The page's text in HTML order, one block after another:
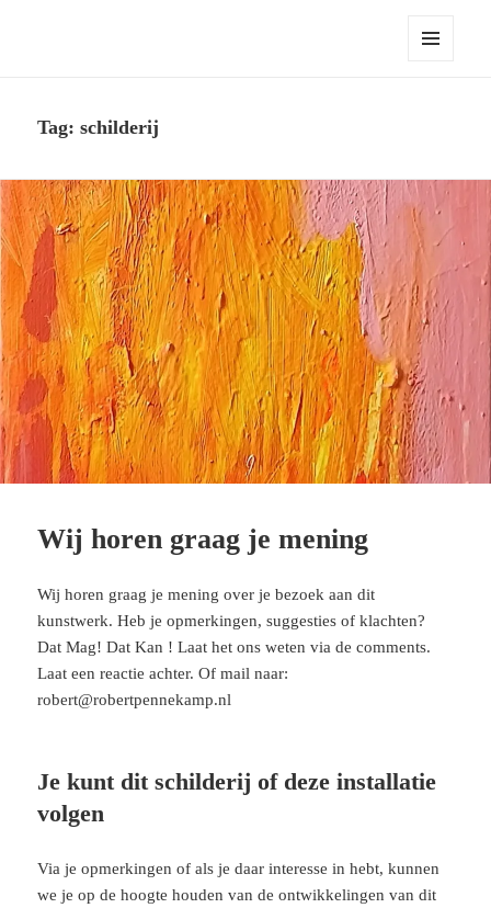
Tag:schilderij
Wij horen graag je mening
Wij horen graag je mening over je bezoek aan dit
kunstwerk. Heb je opmerkingen, suggesties of klachten?
Dat Mag! Dat Kan ! Laat het ons weten via de comments.
Laat een reactie achter. Of mail naar:
robert@robertpennekamp.nl
Je kunt dit schilderij of deze installatie
volgen
Via je opmerkingen of als je daar interesse in hebt, kunnen
we je op de hoogte houden van de ontwikkelingen van dit